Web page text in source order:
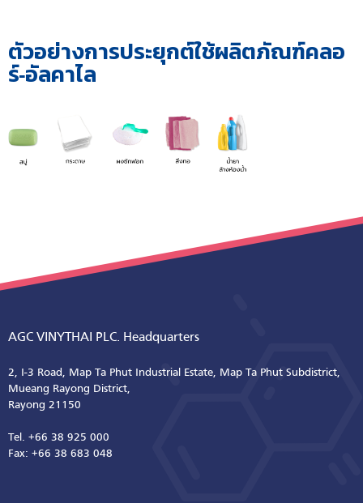
ตัวอย่างการประยุกต์ใช้ผลิตภัณฑ์คลอ
ร์-อัลคาไล
AGC VINYTHAI PLC. Headquarters
2, I-3 Road, Map Ta Phut Industrial Estate, Map Ta Phut Subdistrict,
Mueang Rayong District,
Rayong 21150
Tel. +66 38 925 000
Fax: +66 38 683 048